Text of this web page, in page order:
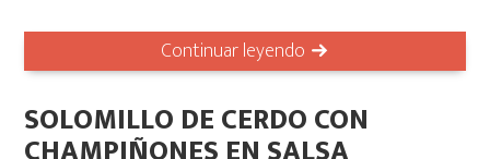
Continuar leyendo
SOLOMILLO DE CERDO CON